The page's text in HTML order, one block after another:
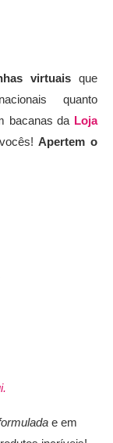
virtuais que
quanto
bacanas da Loja
Apertem o
e em